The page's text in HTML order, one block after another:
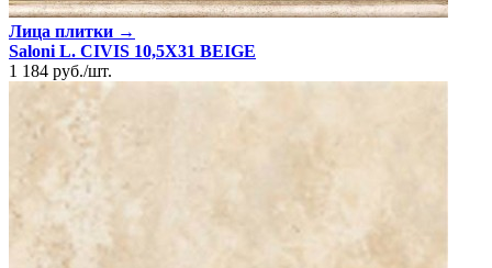
Лица плитки →
Saloni L. CIVIS 10,5X31 BEIGE
1 184 руб./шт.